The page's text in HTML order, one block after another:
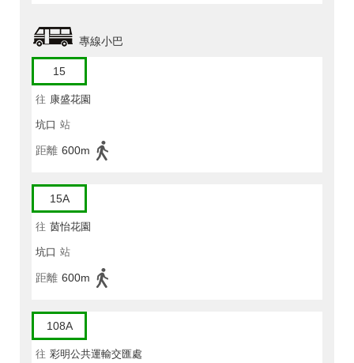
專線小巴
15
往 康盛花園
坑口 站
距離 600m
15A
往 茵怡花園
坑口 站
距離 600m
108A
往 彩明公共運輸交匯處